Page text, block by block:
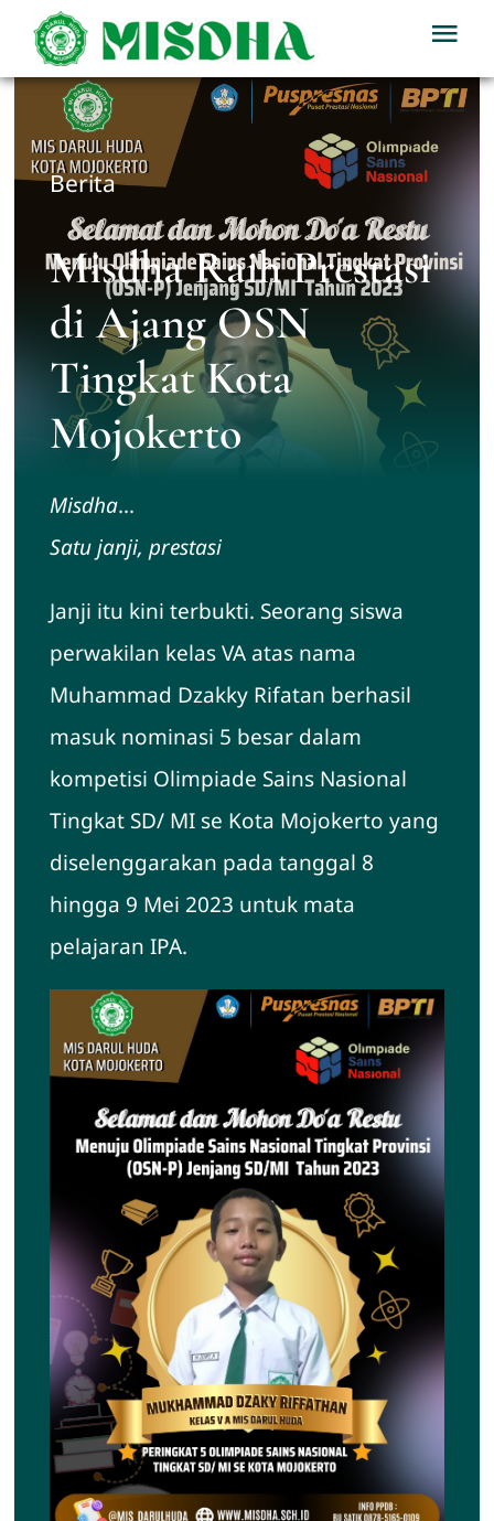
Skip
content
Home
Profil
Berita
Kegiatan
Download
Hubungi Kami
Berita
Misdha Raih Prestasi
di Ajang OSN
Tingkat Kota
Mojokerto
Misdha…
Satu janji, prestasi
Janji itu kini terbukti. Seorang siswa
perwakilan kelas VA atas nama
Muhammad Dzakky Rifatan berhasil
masuk nominasi 5 besar dalam
kompetisi Olimpiade Sains Nasional
Tingkat SD/ MI se Kota Mojokerto yang
diselenggarakan pada tanggal 8
hingga 9 Mei 2023 untuk mata
pelajaran IPA.